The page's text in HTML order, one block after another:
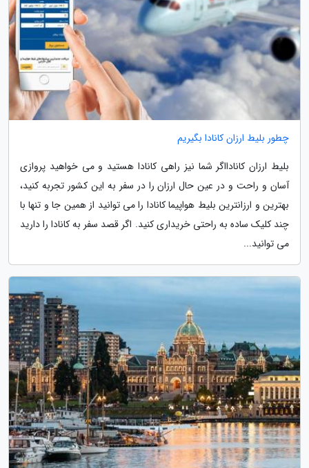
چطور بلیط ارزان کانادا بگیریم
بلیط ارزان کانادااگر شما نیز راهی کانادا هستید و می خواهید پروازی
آسان و راحت و در عین حال ارزان را در سفر به این کشور تجربه کنید،
بهترین و ارزانترین بلیط هواپیما کانادا را می توانید از همین جا و تنها با
چند کلیک ساده به راحتی خریداری کنید. اگر قصد سفر به کانادا را دارید
می توانید...